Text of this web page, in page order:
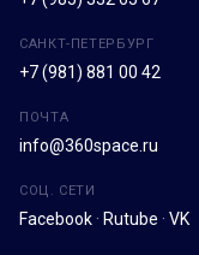
САНКТ-ПЕТЕРБУРГ
+7 (981) 881 00 42
ПОЧТА
info@360space.ru
СОЦ. СЕТИ
Facebook· Rutube · VK